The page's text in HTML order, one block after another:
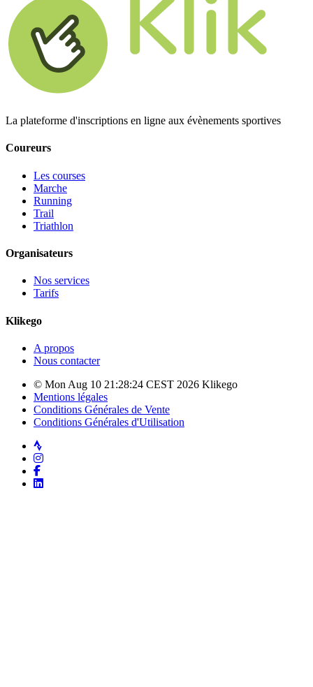
La plateforme d'inscriptions en ligne aux évènements sportives
Coureurs
Les courses
Marche
Running
Trail
Triathlon
Organisateurs
Nos services
Tarifs
Klikego
A propos
Nous contacter
© Mon Aug 10 21:28:24 CEST 2026 Klikego
Mentions légales
Conditions Générales de Vente
Conditions Générales d'Utilisation
Strava
Instagram
Facebook
LinkedIn